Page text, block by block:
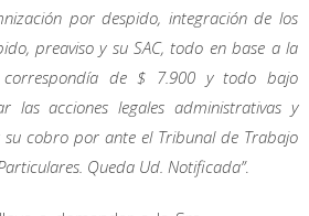
por despido, integración de los
preaviso y su SAC, todo en base a la
de $ 7.900 y todo bajo
las acciones legales administrativas y
cobro por ante el Tribunal de Trabajo
Queda Ud. Notificada”.